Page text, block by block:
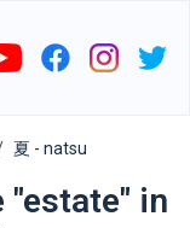
夏 - natsu
"estate" in